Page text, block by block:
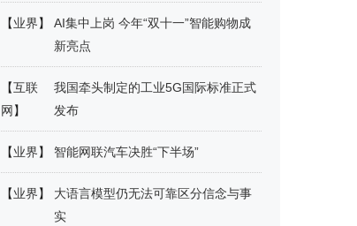
【业界】
AI集中上岗 今年“双十一”智能购物成
新亮点
【互联
网 】
我国牵头制定的工业5G国际标准正式
发布
【业界】 智能网联汽车决胜“下半场”
【业界】
大语言模型仍无法可靠区分信念与事
实